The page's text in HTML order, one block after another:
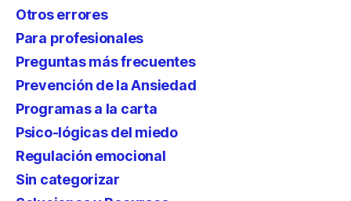
Otros errores
Para profesionales
Preguntas más frecuentes
Prevención de la Ansiedad
Programas a la carta
Psico-lógicas del miedo
Regulación emocional
Sin categorizar